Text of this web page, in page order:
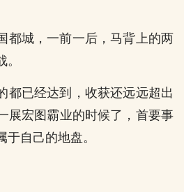
都城，一前一后，马背上的两
都已经达到，收获还远远超出
展宏图霸业的时候了，首要事
自己的地盘。